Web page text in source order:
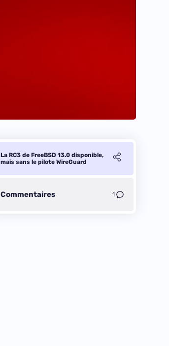
La RC3 de FreeBSD 13.0 disponible,
mais sans le pilote WireGuard
Commentaires 1